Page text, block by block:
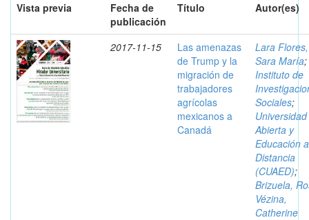
Vista previa
Fecha de
publicación
Título Autor(es)
2017-11-15
Las amenazas
de Trump y la
migración de
trabajadores
agrícolas
mexicanos a
Canadá
Lara Flores,
Sara María;
Instituto de
Sociales;
Universidad
Abierta y
Educación a
Distancia
(CUAED);
Brizuela,
Vézina,
Catherine